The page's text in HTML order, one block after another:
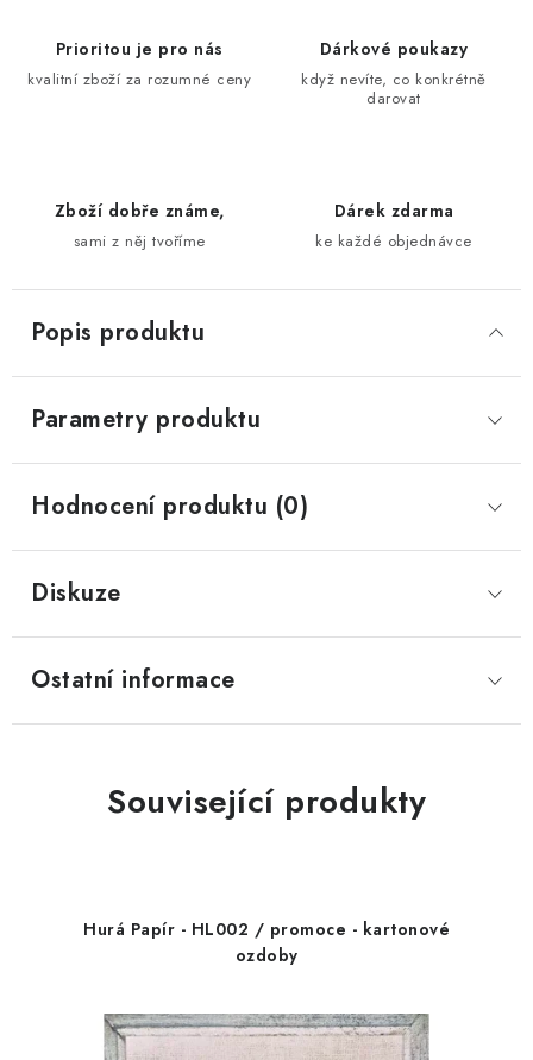
Prioritou je pro nás
kvalitní zboží za rozumné ceny
Dárkové poukazy
když nevíte, co konkrétně
darovat
Zboží dobře známe,
sami z něj tvoříme
Dárek zdarma
ke každé objednávce
Popis produktu
Parametry produktu
Hodnocení produktu (0)
Diskuze
Ostatní informace
Související produkty
Hurá Papír - HL002 / promoce - kartonové
ozdoby